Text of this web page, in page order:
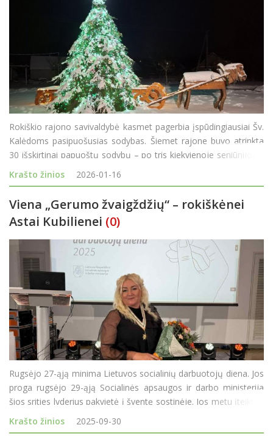
Rokiškio rajono savivaldybė kasmet pagerbia įspūdingiausiai Šv.
Kalėdoms pasipuošusias sodybas. Šiemet rajone buvo atrinkta
30 išskirtinai papuoštų sodybų – po tris kiekvienoje seniūnijoje.
Šiais metais specialiomis padėkomis už orig
Krašto žinios 2026-01-16
Viena „Gerumo žvaigždžių“ – rokiškėnei
Astai Kubilienei (0)
Rugsėjo 27-ąją minima Lietuvos socialinių darbuotojų diena. Jos
proga rugsėjo 29-ąją Socialinės apsaugos ir darbo ministerija
šios srities lyderius pakvietė į šventę sostinėje. Jos metu įteiktos
„Gerumo žvaigždės“ – aukščiausias Socialinės apsaugos ir darbo
min
Krašto žinios 2025-09-30